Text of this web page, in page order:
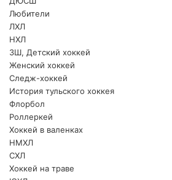
Любители
ЛХЛ
НХЛ
ЗШ, Детский хоккей
Женский хоккей
Следж-хоккей
История тульского хоккея
Флорбол
Роллеркей
Хоккей в валенках
НМХЛ
СХЛ
Хоккей на траве